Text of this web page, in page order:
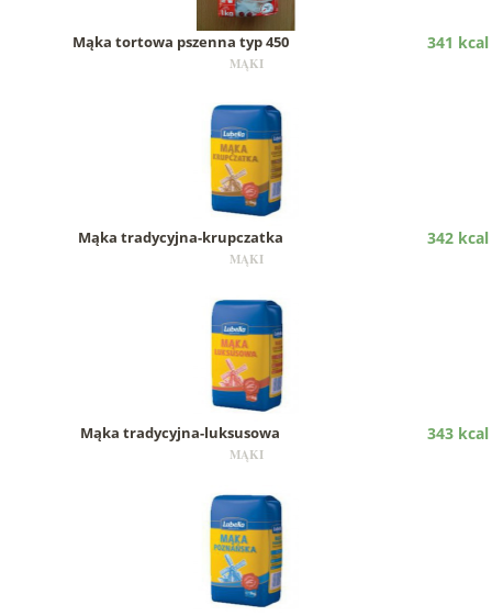
Mąka tortowa pszenna typ 450 341 kcal
MĄKI
Mąka tradycyjna-krupczatka 342 kcal
MĄKI
Mąka tradycyjna-luksusowa 343 kcal
MĄKI